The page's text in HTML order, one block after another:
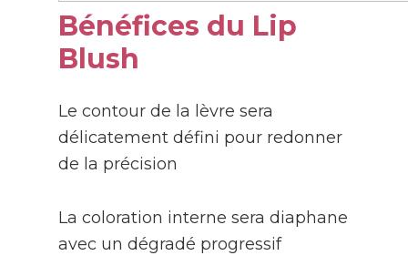
Bénéfices du Lip
Blush
Le contour de la lèvre sera
délicatement défini pour redonner
de la précision
La coloration interne sera diaphane
avec un dégradé progressif